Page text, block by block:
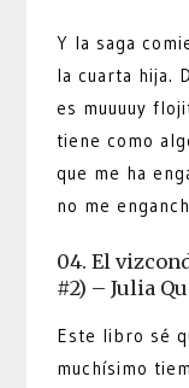
Y la saga
la cuarta hija.
es muuuuy
tiene como
que me ha
no me
04. El
#2) – Julia
Este libro sé
muchísimo